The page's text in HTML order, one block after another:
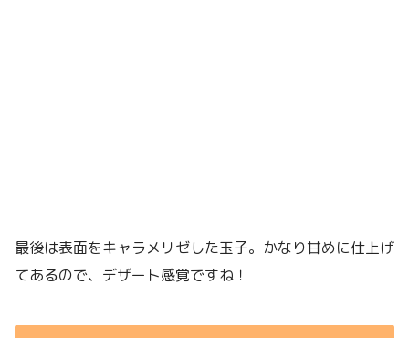
最後は表面をキャラメリゼした玉子。かなり甘めに仕上げ
てあるので、デザート感覚ですね！